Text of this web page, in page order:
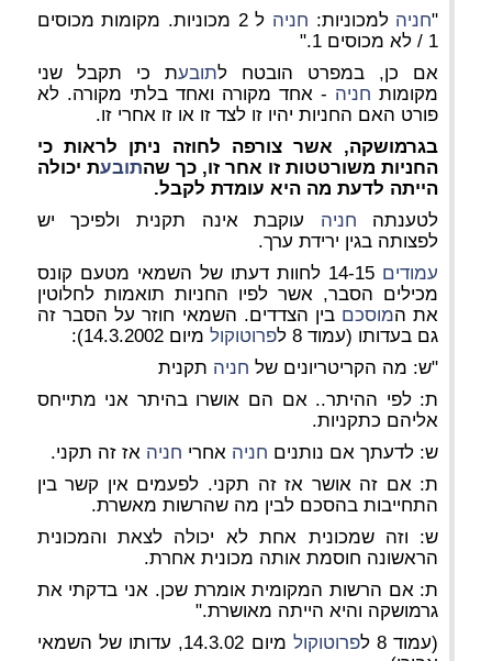
"חניה למכוניות: חניה
ל 2 מכוניות. מקומות מכוסים
1 / לא מכוסים 1."
אם כן, במפרט הובטח לתובעת כי תקבל שני
מקומות חניה - אחד מקורה ואחד בלתי מקורה. לא
פורט האם החניות יהיו זו לצד זו או זו אחרי זו.
בגרמושקה, אשר צורפה לחוזה ניתן לראות כי
החניות משורטטות זו אחר זו, כך שהתובעת יכולה
הייתה לדעת מה היא עומדת לקבל.
לטענתה חניה עוקבת אינה תקנית ולפיכך יש
לפצותה בגין ירידת ערך.
עמודים
14-15 לחוות דעתו של השמאי מטעם קונס
מכילים הסבר, אשר לפיו החניות תואמות לחלוטין
את המוסכם בין הצדדים. השמאי חוזר על הסבר זה
גם בעדותו (עמוד 8 ל
פרוטוקולמיום 14.3.2002):
"ש: מה הקריטריונים של חניה תקנית
ת: לפי ההיתר.. אם הם אושרו בהיתר אני מתייחס
אליהם כתקניות.
ש: לדעתך אם נותנים חניה אחרי חניה אז זה תקני.
ת: אם זה אושר אז זה תקני. לפעמים אין קשר בין
התחייבות בהסכם לבין מה שהרשות מאשרת.
ש: וזה שמכונית אחת לא יכולה לצאת והמכונית
הראשונה חוסמת אותה מכונית אחרת.
ת: אם הרשות המקומית אומרת שכן. אני בדקתי את
גרמושקה והיא הייתה מאושרת."
(עמוד 8 ל
פרוטוקול
מיום 14.3.02, עדותו של השמאי